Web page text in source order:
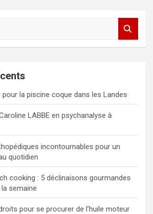
la piscine coque dans les Landes
LABBE en psychanalyse à
incontournables pour un
quotidien
cooking : 5 déclinaisons gourmandes
semaine
pour se procurer de l’huile moteur